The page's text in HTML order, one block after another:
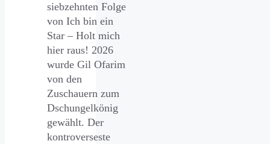
siebzehnten Folge
von Ich bin ein
Star – Holt mich
hier raus! 2026
wurde Gil Ofarim
von den
Zuschauern zum
Dschungelkönig
gewählt. Der
kontroverseste